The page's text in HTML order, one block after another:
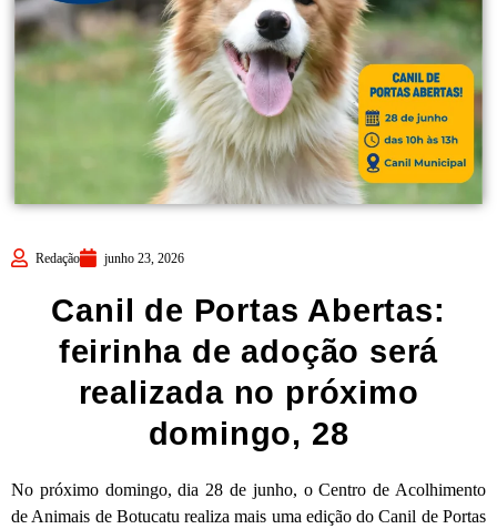
Redação junho 23, 2026
Canil de Portas Abertas:
feirinha de adoção será
realizada no próximo
domingo, 28
No próximo domingo, dia 28 de junho, o Centro de Acolhimento
de Animais de Botucatu realiza mais uma edição do Canil de Portas